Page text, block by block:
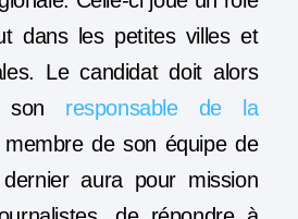
dans les petites villes et
Le candidat doit alors
son responsable de la
membre de son équipe de
aura pour mission